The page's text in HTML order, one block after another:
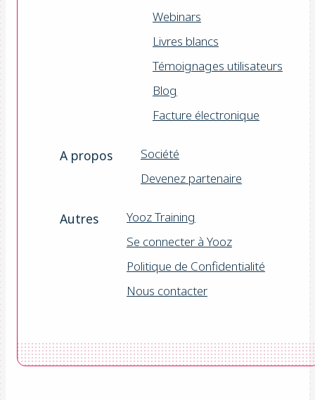
Webinars
Livres blancs
Témoignages utilisateurs
Blog
Facture électronique
A propos
Société
Devenez partenaire
Autres
Yooz Training
Se connecter à Yooz
Politique de Confidentialité
Nous contacter